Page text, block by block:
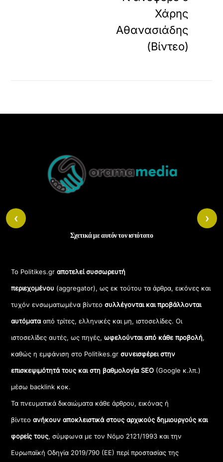
Χάρης
Αθανασιάδης
(Βίντεο)
Top
Σχετικά με αυτόν τον ιστότοπο
Το Politikes.grαποτελεί συσσωρευτή
περιεχομένου (aggregator), ως εκ τούτου τα άρθρα, εικόνες και
τυχόν ενσωματωμένα βίντεοσυλλέγονται και προβάλλονται
αυτόματααπό τρίτες, ελληνικές και μη, ιστοσελίδες. Οι
ιστοσελίδες αυτές, ως πηγές,ωφελούνται από κάθε προβολή,
καθώς η εμφάνιση στο Politikes.gr συνεισφέρει στην
επισκεψιμότητά τους και στη βαθμολογία SEO (Google κ.λπ.)
μέσω backlink κοκ.
Τα πνευματικά δικαιώματα κάθε άρθρου, εικόνας ή
βίντεοανήκουν αποκλειστικά στους αρχικούς δημιουργούς και
φορείς τους, σύμφωνα με τον Νόμο 2121/1993 και την
Ευρωπαϊκή Οδηγία 2019/790 (ΕΕ) περί προστασίας της
‹ ›